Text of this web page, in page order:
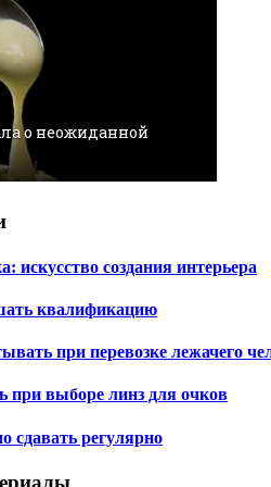
о неожиданной
искусство создания интерьера
квалификацию
при перевозке лежачего
при выборе линз для очков
сдавать регулярно